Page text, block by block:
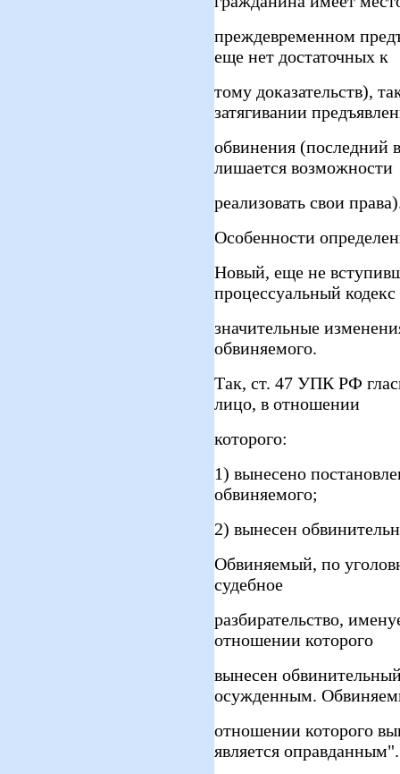
преждевременном
еще нет достаточных к
тому доказательств),
затягивании
обвинения (последний
лишается возможности
реализовать свои
Особенности
Новый, еще не
процессуальный кодекс
значительные
обвиняемого.
Так, ст. 47 УПК РФ
лицо, в отношении
которого:
1) вынесено
обвиняемого;
2) вынесен
Обвиняемый, по
судебное
разбирательство,
отношении которого
вынесен
осужденным.
отношении которого
является оправданным".